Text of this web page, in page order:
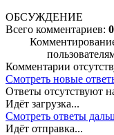
ОБСУЖДЕНИЕ
Всего комментариев: 0
Комментарии
Смотреть новые
Ответы отсутствуют
Идёт загрузка...
Смотреть ответы
Идёт отправка...